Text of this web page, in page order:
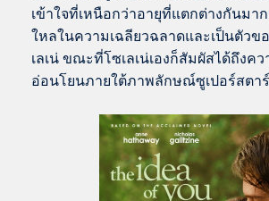
เข้าใจที่เหนือกว่าอายุที่แตกต่างกันมา
ใหลในความเฉลียวฉลาดและเป็นตัวข
เลเน่ ขณะที่โซเลเน่เองก็สัมผัสได้ถึงคว
อ่อนโยนภายใต้ภาพลักษณ์ซูเปอร์สตา